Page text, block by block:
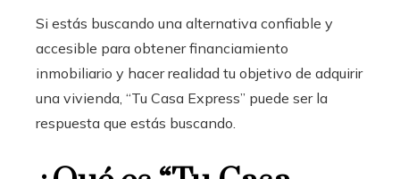
Si estás buscando una alternativa confiable y
accesible para obtener financiamiento
inmobiliario y hacer realidad tu objetivo de adquirir
una vivienda, “Tu Casa Express” puede ser la
respuesta que estás buscando.